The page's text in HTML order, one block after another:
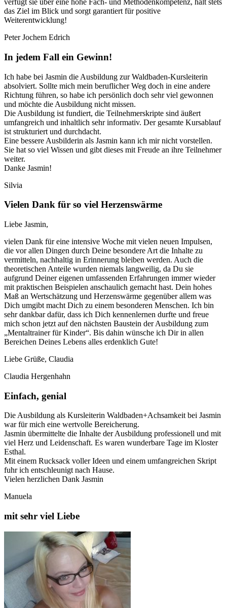
verfügt sie über eine hohe Fach- und Methodenkompetenz, hält stets
das Ziel im Blick und sorgt garantiert für positive
Weiterentwicklung!
Peter Jochem Edrich
In jedem Fall ein Gewinn!
Ich habe bei Jasmin die Ausbildung zur Waldbaden-Kursleiterin
absolviert. Sollte mich mein beruflicher Weg doch in eine andere
Richtung führen, so habe ich persönlich doch sehr viel gewonnen
und möchte die Ausbildung nicht missen.
Die Ausbildung ist fundiert, die Teilnehmerskripte sind äußert
umfangreich und inhaltlich sehr informativ. Der gesamte Kursablauf
ist strukturiert und durchdacht.
Eine bessere Ausbilderin als Jasmin kann ich mir nicht vorstellen.
Sie hat so viel Wissen und gibt dieses mit Freude an ihre Teilnehmer
weiter.
Danke Jasmin!
Silvia
Vielen Dank für so viel Herzenswärme
Liebe Jasmin,
vielen Dank für eine intensive Woche mit vielen neuen Impulsen,
die vor allen Dingen durch Deine besondere Art die Inhalte zu
vermitteln, nachhaltig in Erinnerung bleiben werden. Auch die
theoretischen Anteile wurden niemals langweilig, da Du sie
aufgrund Deiner eigenen umfassenden Erfahrungen immer wieder
mit praktischen Beispielen anschaulich gemacht hast. Dein hohes
Maß an Wertschätzung und Herzenswärme gegenüber allem was
Dich umgibt macht Dich zu einem besonderen Menschen. Ich bin
sehr dankbar dafür, dass ich Dich kennenlernen durfte und freue
mich schon jetzt auf den nächsten Baustein der Ausbildung zum
„Mentaltrainer für Kinder“. Bis dahin wünsche ich Dir in allen
Bereichen Deines Lebens alles erdenklich Gute!
Liebe Grüße, Claudia
Claudia Hergenhahn
Einfach, genial
Die Ausbildung als Kursleiterin Waldbaden+Achsamkeit bei Jasmin
war für mich eine wertvolle Bereicherung.
Jasmin übermittelte die Inhalte der Ausbildung professionell und mit
viel Herz und Leidenschaft. Es waren wunderbare Tage im Kloster
Esthal.
Mit einem Rucksack voller Ideen und einem umfangreichen Skript
fuhr ich entschleunigt nach Hause.
Vielen herzlichen Dank Jasmin
Manuela
mit sehr viel Liebe